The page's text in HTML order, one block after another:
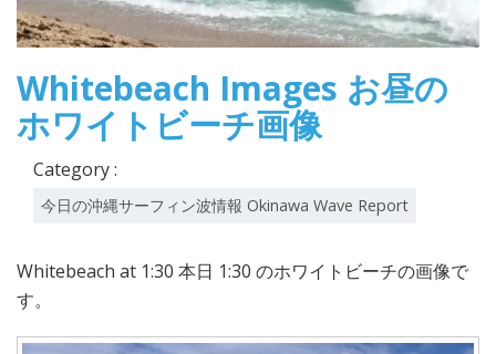
Whitebeach Images お昼の
ホワイトビーチ画像
Category :
今日の沖縄サーフィン波情報 Okinawa Wave Report
Whitebeach at 1:30 本日 1:30 のホワイトビーチの画像で
す。